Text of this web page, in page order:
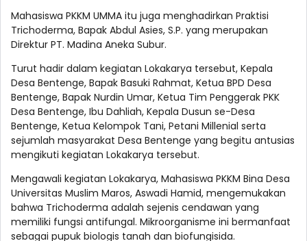
Mahasiswa PKKM UMMA itu juga menghadirkan Praktisi
Trichoderma, Bapak Abdul Asies, S.P. yang merupakan
Direktur PT. Madina Aneka Subur.
Turut hadir dalam kegiatan Lokakarya tersebut, Kepala
Desa Bentenge, Bapak Basuki Rahmat, Ketua BPD Desa
Bentenge, Bapak Nurdin Umar, Ketua Tim Penggerak PKK
Desa Bentenge, Ibu Dahliah, Kepala Dusun se-Desa
Bentenge, Ketua Kelompok Tani, Petani Millenial serta
sejumlah masyarakat Desa Bentenge yang begitu antusias
mengikuti kegiatan Lokakarya tersebut.
Mengawali kegiatan Lokakarya, Mahasiswa PKKM Bina Desa
Universitas Muslim Maros, Aswadi Hamid, mengemukakan
bahwa Trichoderma adalah sejenis cendawan yang
memiliki fungsi antifungal. Mikroorganisme ini bermanfaat
sebagai pupuk biologis tanah dan biofungisida.